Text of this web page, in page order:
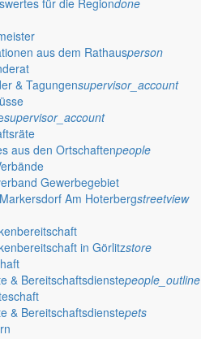
für die Regiondone
aus dem Rathausperson
& Tagungensupervisor_account
supervisor_account
aus den Ortschaftenpeople
Gewerbegebiet
Am Hoterbergstreetview
in Görlitzstore
& Bereitschaftsdienstepeople_outline
& Bereitschaftsdienstepets